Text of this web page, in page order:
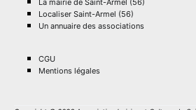
La mairie de Saint-Armel (56)
Localiser Saint-Armel (56)
Un annuaire des associations
CGU
Mentions légales